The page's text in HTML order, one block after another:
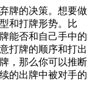
牌的决策。想要做
和打牌形势。比
能否和自己手中的
打牌的顺序和打出
，那么你可以推断
的出牌中被对手的